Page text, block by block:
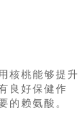
核桃能够提升
良好保健作
的赖氨酸。